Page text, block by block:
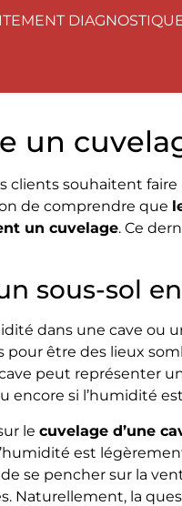
un
clients souhaitent faire
de comprendre que
un cuvelage. Ce
sous-sol
dans une cave ou
être des lieux
peut représenter
encore si l’humidité
le cuvelage d’une
est
se pencher sur la
Naturellement, la